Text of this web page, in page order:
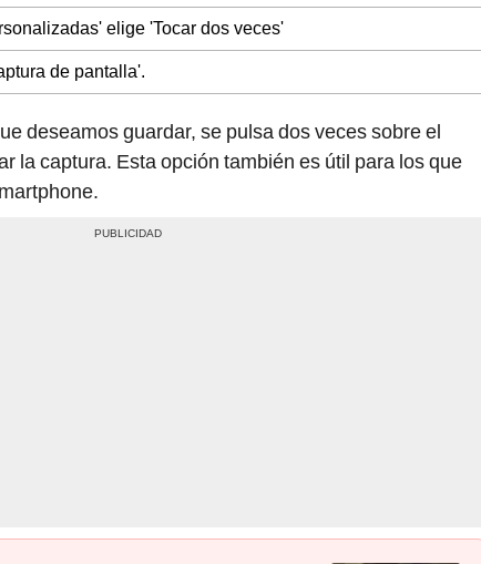
elige 'Tocar dos veces'
de pantalla'.
deseamos guardar, se pulsa dos veces sobre el
la captura. Esta opción también es útil para los que